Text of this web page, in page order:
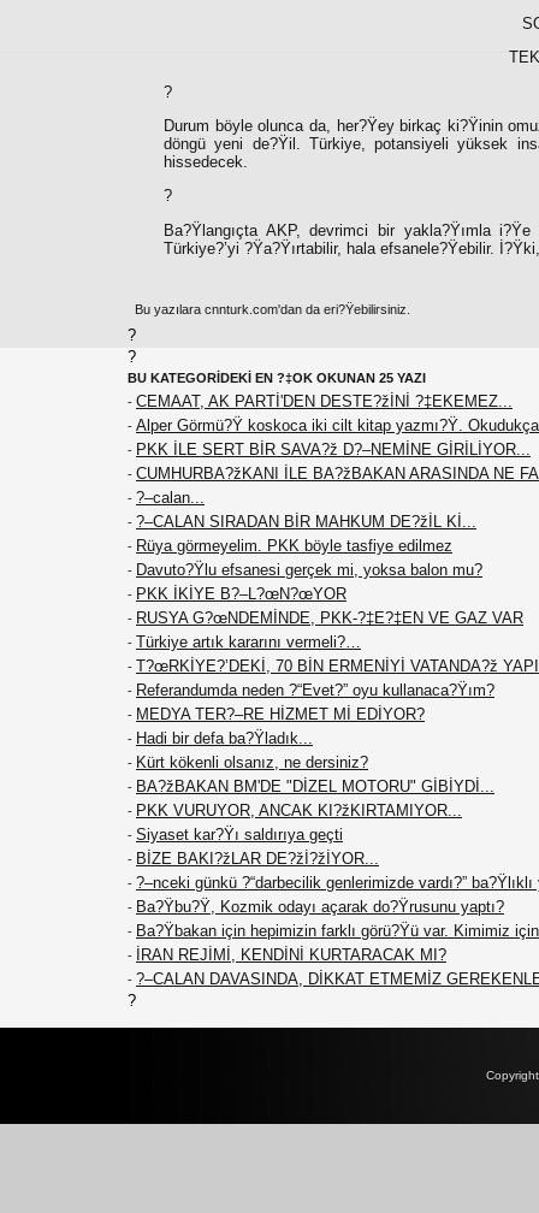
?
Durum böyle olunca da, her?Ÿey birkaç ki?Ÿinin
döngü yeni de?Ÿil. Türkiye, potansiyeli yüksek
hissedecek.
?
Ba?Ÿlangıçta AKP, devrimci bir yakla?Ÿımla
Türkiye?’yi ?Ÿa?Ÿırtabilir, hala efsanele?Ÿebilir.
Bu yazılara cnnturk.com'dan da eri?Ÿebilirsiniz.
?
?
BU KATEGORİDEKİ EN ?‡OK OKUNAN 25 YAZI
- CEMAAT, AK PARTİ'DEN DESTE?žİNİ ?‡EKEMEZ...
- Alper Görmü?Ÿ koskoca iki cilt kitap yazmı?Ÿ.
- PKK İLE SERT BİR SAVA?ž D?–NEMİNE GİRİLİYOR...
- CUMHURBA?žKANI İLE BA?žBAKAN ARASINDA NE
- ?–calan...
- ?–CALAN SIRADAN BİR MAHKUM DE?žİL Kİ...
- Rüya görmeyelim. PKK böyle tasfiye edilmez
- Davuto?Ÿlu efsanesi gerçek mi, yoksa balon mu?
- PKK İKİYE B?–L?œN?œYOR
- RUSYA G?œNDEMİNDE, PKK-?‡E?‡EN VE GAZ VAR
- Türkiye artık kararını vermeli?…
- T?œRKİYE?’DEKİ, 70 BİN ERMENİYİ VATANDA?ž
- Referandumda neden ?“Evet?” oyu kullanaca?Ÿım?
- MEDYA TER?–RE HİZMET Mİ EDİYOR?
- Hadi bir defa ba?Ÿladık...
- Kürt kökenli olsanız, ne dersiniz?
- BA?žBAKAN BM'DE "DİZEL MOTORU" GİBİYDİ...
- PKK VURUYOR, ANCAK KI?žKIRTAMIYOR...
- Siyaset kar?Ÿı saldırıya geçti
- BİZE BAKI?žLAR DE?žİ?žİYOR...
- ?–nceki günkü ?“darbecilik genlerimizde vardı?”
- Ba?Ÿbu?Ÿ, Kozmik odayı açarak do?Ÿrusunu yaptı?
- Ba?Ÿbakan için hepimizin farklı görü?Ÿü var. Kimimiz
- İRAN REJİMİ, KENDİNİ KURTARACAK MI?
- ?–CALAN DAVASINDA, DİKKAT ETMEMİZ
?